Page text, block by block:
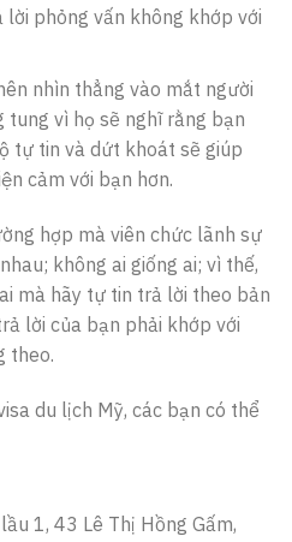
phỏng vấn không khớp với
nhìn thẳng vào mắt người
tung vì họ sẽ nghĩ rằng bạn
tự tin và dứt khoát sẽ giúp
cảm với bạn hơn.
hợp mà viên chức lãnh sự
không ai giống ai; vì thế,
mà hãy tự tin trả lời theo bản
lời của bạn phải khớp với
theo.
du lịch Mỹ, các bạn có thể
1, 43 Lê Thị Hồng Gấm,